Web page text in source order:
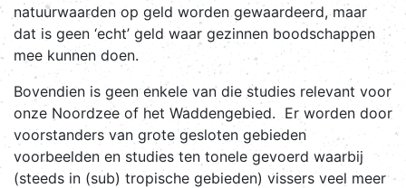
natuurwaarden op geld worden gewaardeerd, maar
dat is geen ‘echt’ geld waar gezinnen boodschappen
mee kunnen doen.
Bovendien is geen enkele van die studies relevant voor
onze Noordzee of het Waddengebied. Er worden door
voorstanders van grote gesloten gebieden
voorbeelden en studies ten tonele gevoerd waarbij
(steeds in (sub) tropische gebieden) vissers veel meer